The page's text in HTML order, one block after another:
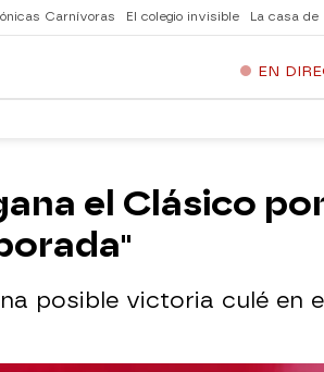
Carnívoras El colegio invisible La casa de
EN
el Clásico
posible victoria culé en